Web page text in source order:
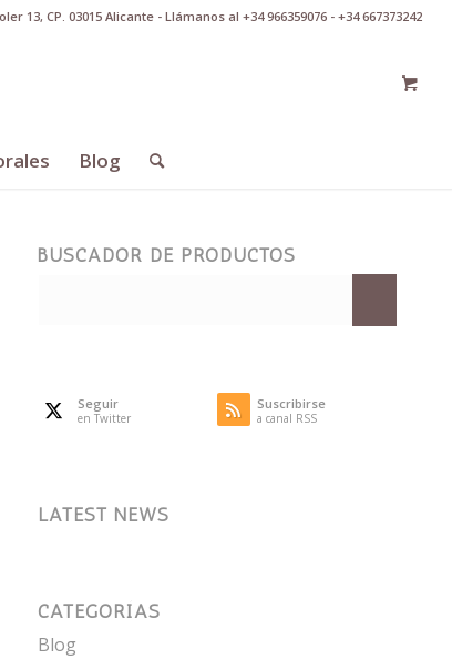
13, CP. 03015 Alicante - Llámanos al +34 966359076 - +34 667373242
Blog
BUSCADOR DE PRODUCTOS
Seguir
en Twitter
Suscribirse
a canal RSS
LATEST NEWS
CATEGORÍAS
Blog